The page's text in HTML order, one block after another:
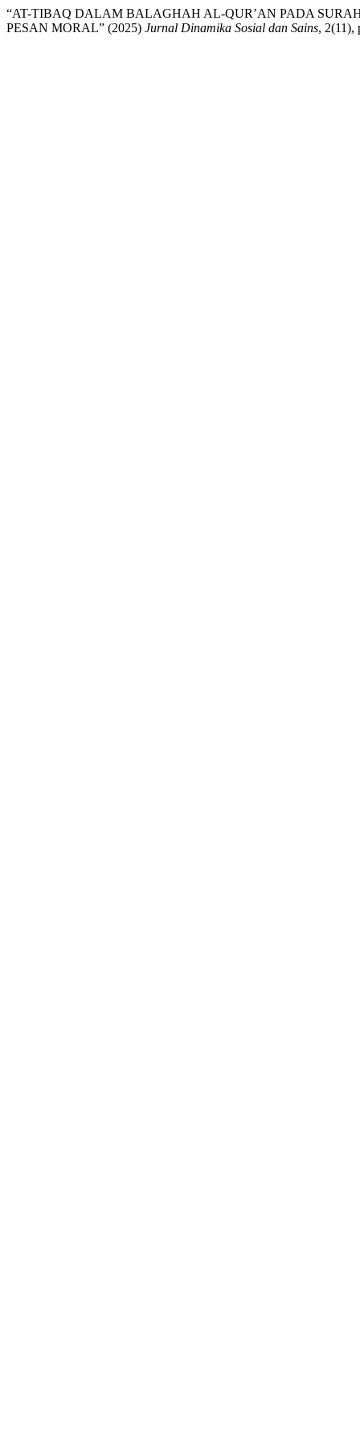
“AT-TIBAQ DALAM BALAGHAH AL-QUR’AN PADA
PESAN MORAL” (2025) Jurnal Dinamika Sosial dan Sains, 2(11),